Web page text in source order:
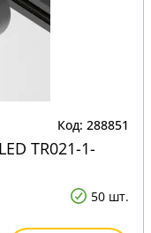
Код: 288851
TR021-1-
50 шт.